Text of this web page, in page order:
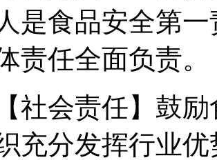
是食品安全第
责任全面负责。
社会责任】鼓
充分发挥行业